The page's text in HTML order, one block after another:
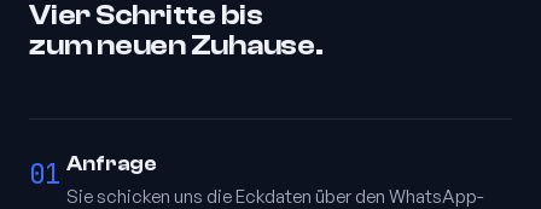
Vier Schritte bis
zum neuen Zuhause.
01 Anfrage
Sie schicken uns die Eckdaten über den WhatsApp-